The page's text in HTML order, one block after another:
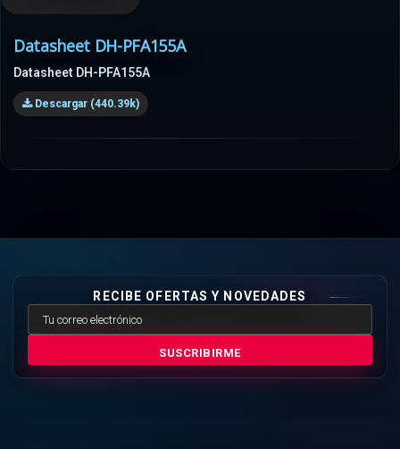
Datasheet DH-PFA155A
Datasheet DH-PFA155A
Descargar (440.39k)
RECIBE OFERTAS Y NOVEDADES
SUSCRIBIRME